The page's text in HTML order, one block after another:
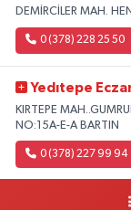
DEMİRCİLER MAH.
0 (378) 228 25 50
Yedıtepe
KIRTEPE
NO:15A-E-A BARTIN
0 (378) 227 99 94